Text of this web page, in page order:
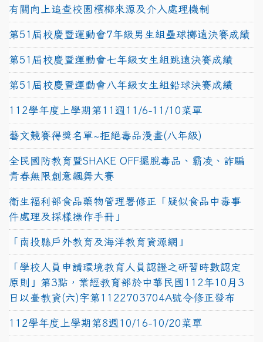
有關向上追查校園檳榔來源及介入處理機制
第51屆校慶暨運動會7年級男生組壘球擲遠決賽成績
第51屆校慶暨運動會七年級女生組跳遠決賽成績
第51屆校慶暨運動會八年級女生組鉛球決賽成績
112學年度上學期第11週11/6-11/10菜單
藝文競賽得獎名單~拒絕毒品漫畫(八年級)
全民國防教育暨SHAKE OFF擺脫毒品、霸凌、詐騙
青春無限創意飆舞大賽
衛生福利部食品藥物管理署修正「疑似食品中毒事
件處理及採樣操作手冊」
「南投縣戶外教育及海洋教育資源網」
「學校人員申請環境教育人員認證之研習時數認定
原則」第3點，業經教育部於中華民國112年10月3
日以臺教資(六)字第1122703704A號令修正發布
112學年度上學期第8週10/16-10/20菜單